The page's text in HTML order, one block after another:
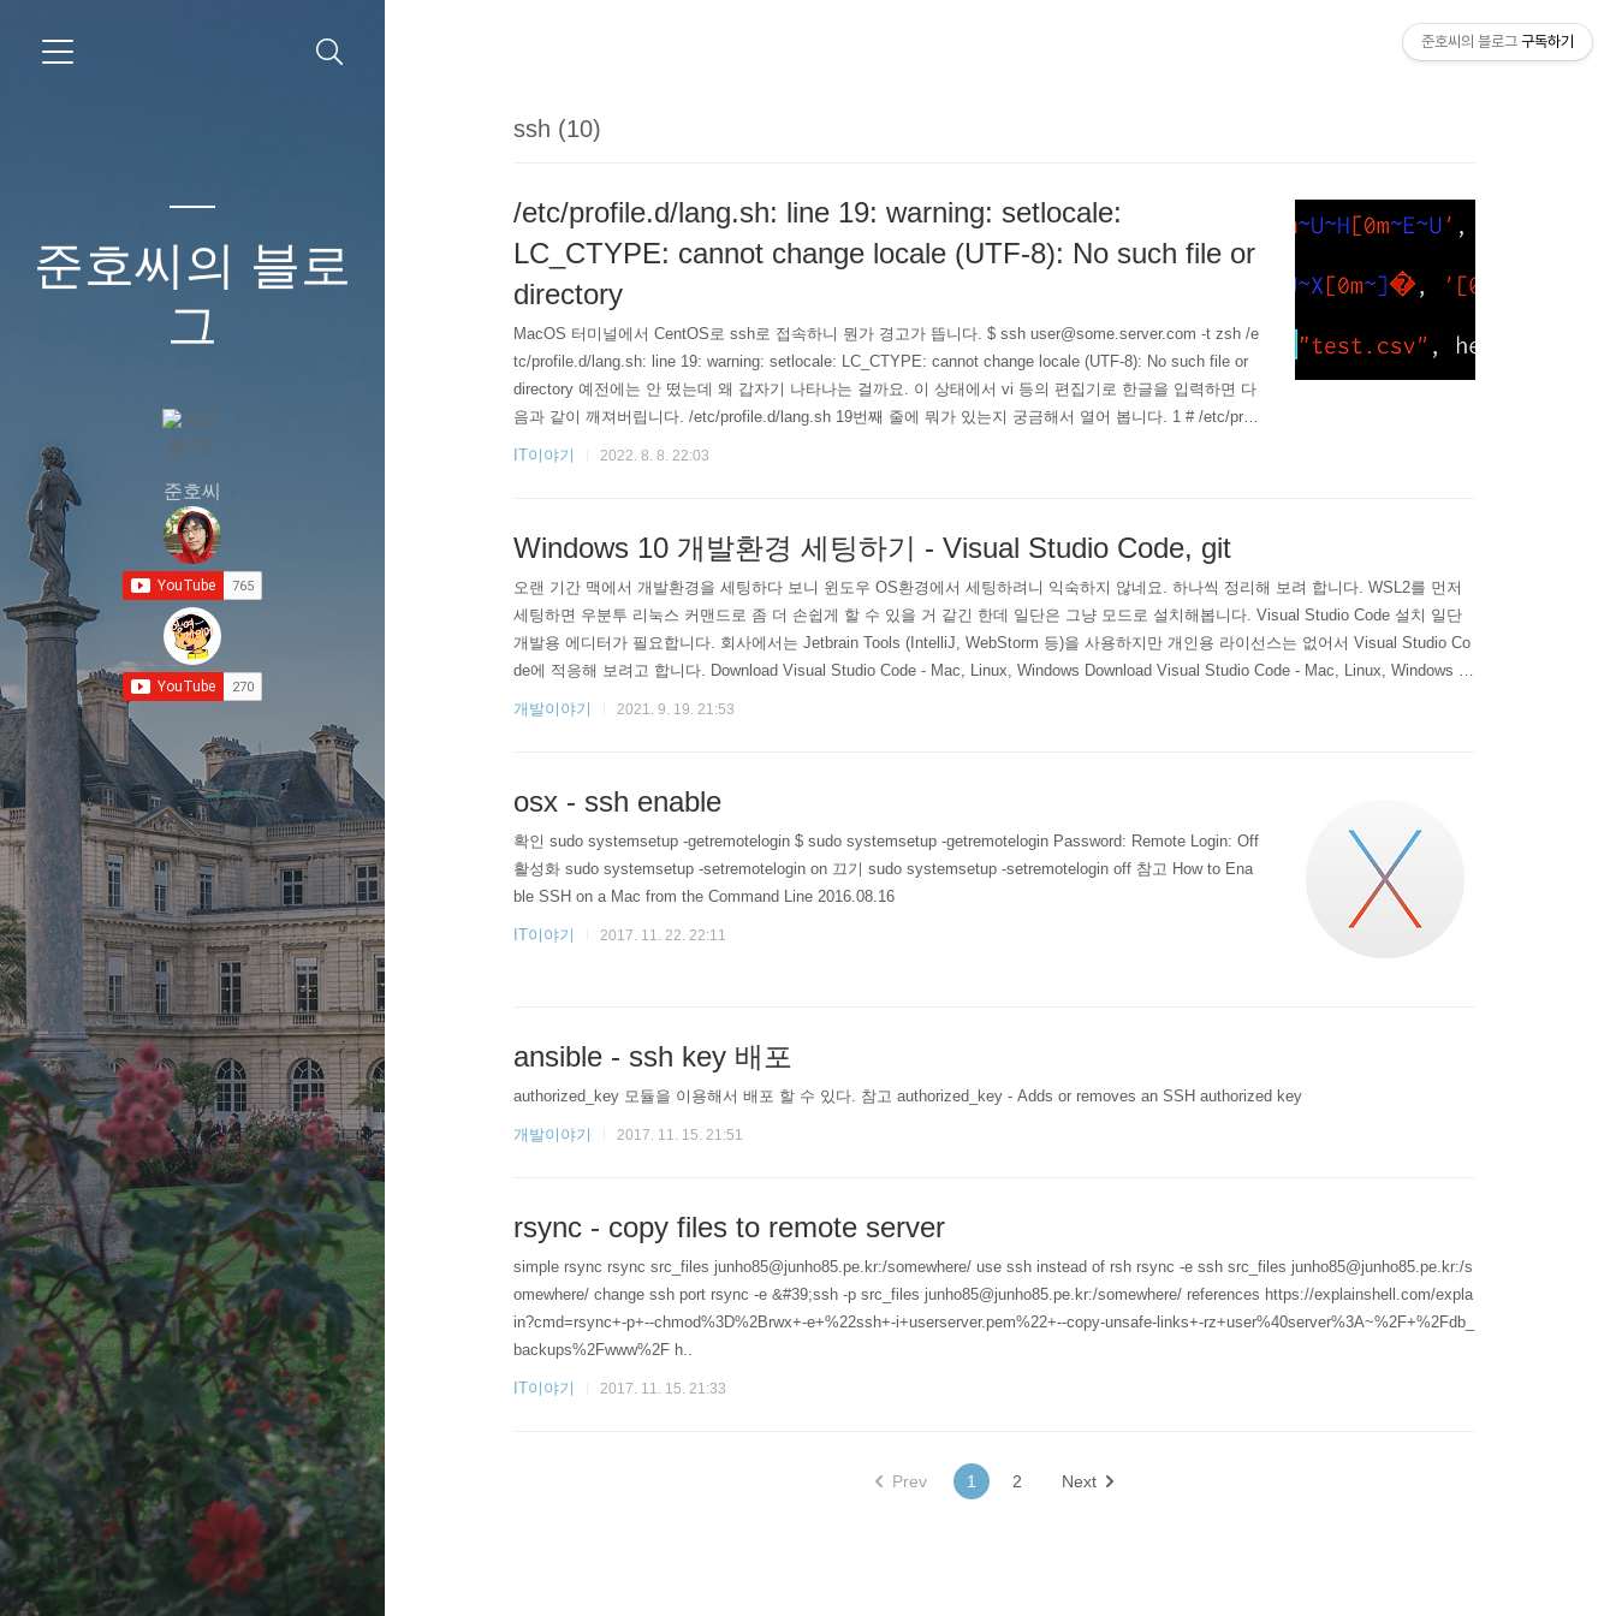
준호씨의 블로
그
준호씨
ssh (10)
/etc/profile.d/lang.sh: line 19: warning: setlocale:
LC_CTYPE: cannot change locale (UTF-8): No such file or
directory
MacOS 터미널에서 CentOS로 ssh로 접속하니 뭔가 경고가 뜹니다. $ ssh user@some.server.com -t zsh /e
tc/profile.d/lang.sh: line 19: warning: setlocale: LC_CTYPE: cannot change locale (UTF-8): No such file or
directory 예전에는 안 떴는데 왜 갑자기 나타나는 걸까요. 이 상태에서 vi 등의 편집기로 한글을 입력하면 다
음과 같이 깨져버립니다. /etc/profile.d/lang.sh 19번째 줄에 뭐가 있는지 궁금해서 열어 봅니다. 1 # /etc/prof
ile.d/lang.sh - set i18n stuff 2 3 sourced=0 4 5 if [ -n "$LANG" ]; th..
IT이야기 2022. 8. 8. 22:03
Windows 10 개발환경 세팅하기 - Visual Studio Code, git
오랜 기간 맥에서 개발환경을 세팅하다 보니 윈도우 OS환경에서 세팅하려니 익숙하지 않네요. 하나씩 정리해 보려 합니다. WSL2를 먼저
세팅하면 우분투 리눅스 커맨드로 좀 더 손쉽게 할 수 있을 거 같긴 한데 일단은 그냥 모드로 설치해봅니다. Visual Studio Code 설치 일단
개발용 에디터가 필요합니다. 회사에서는 Jetbrain Tools (IntelliJ, WebStorm 등)을 사용하지만 개인용 라이선스는 없어서 Visual Studio Co
de에 적응해 보려고 합니다. Download Visual Studio Code - Mac, Linux, Windows Download Visual Studio Code - Mac, Linux, Windows Vi
sual Studio Code is f..
개발이야기 2021. 9. 19. 21:53
osx - ssh enable
확인 sudo systemsetup -getremotelogin $ sudo systemsetup -getremotelogin Password: Remote Login: Off
활성화 sudo systemsetup -setremotelogin on 끄기 sudo systemsetup -setremotelogin off 참고 How to Ena
ble SSH on a Mac from the Command Line 2016.08.16
IT이야기 2017. 11. 22. 22:11
ansible - ssh key 배포
authorized_key 모듈을 이용해서 배포 할 수 있다. 참고 authorized_key - Adds or removes an SSH authorized key
개발이야기 2017. 11. 15. 21:51
rsync - copy files to remote server
simple rsync rsync src_files junho85@junho85.pe.kr:/somewhere/ use ssh instead of rsh rsync -e ssh src_files junho85@junho85.pe.kr:/s
omewhere/ change ssh port rsync -e &#39;ssh -p src_files junho85@junho85.pe.kr:/somewhere/ references https://explainshell.com/expla
in?cmd=rsync+-p+--chmod%3D%2Brwx+-e+%22ssh+-i+userserver.pem%22+--copy-unsafe-links+-rz+user%40server%3A~%2F+%2Fdb_
backups%2Fwww%2F h..
IT이야기 2017. 11. 15. 21:33
Prev 1 2 Next
준호씨의 블로그 구독하기